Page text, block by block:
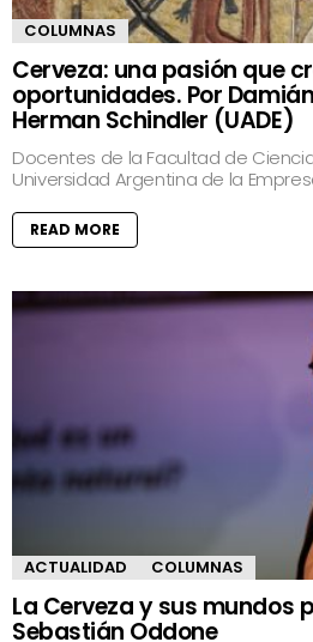
COLUMNAS
Cerveza: una pasión que
oportunidades. Por
Herman Schindler (UADE)
Docentes de la Facultad de
Universidad Argentina de la
READ MORE
ACTUALIDAD COLUMNAS
La Cerveza y sus mundos
Sebastián Oddone